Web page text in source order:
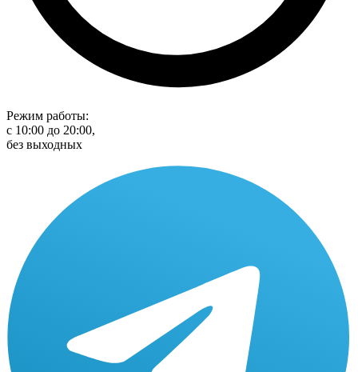
Режим работы:
с 10:00 до 20:00,
без выходных